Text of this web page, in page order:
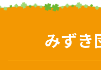
みずき